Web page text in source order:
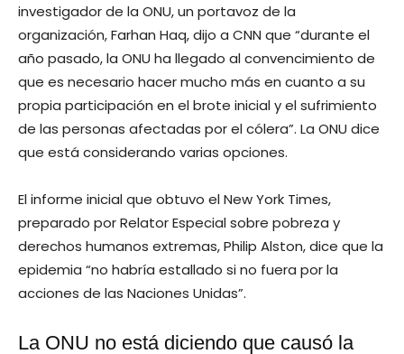
investigador de la ONU, un portavoz de la
organización, Farhan Haq, dijo a CNN que “durante el
año pasado, la ONU ha llegado al convencimiento de
que es necesario hacer mucho más en cuanto a su
propia participación en el brote inicial y el sufrimiento
de las personas afectadas por el cólera”. La ONU dice
que está considerando varias opciones.
El informe inicial que obtuvo el New York Times,
preparado por Relator Especial sobre pobreza y
derechos humanos extremas, Philip Alston, dice que la
epidemia “no habría estallado si no fuera por la
acciones de las Naciones Unidas”.
La ONU no está diciendo que causó la